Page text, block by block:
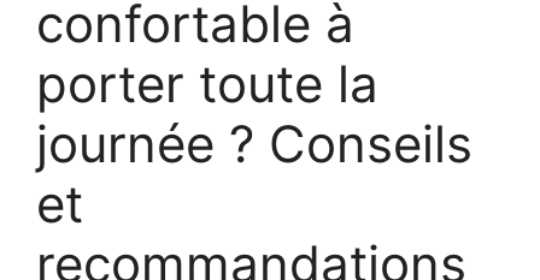
confortable à
porter toute la
journée ? Conseils
et
recommandations